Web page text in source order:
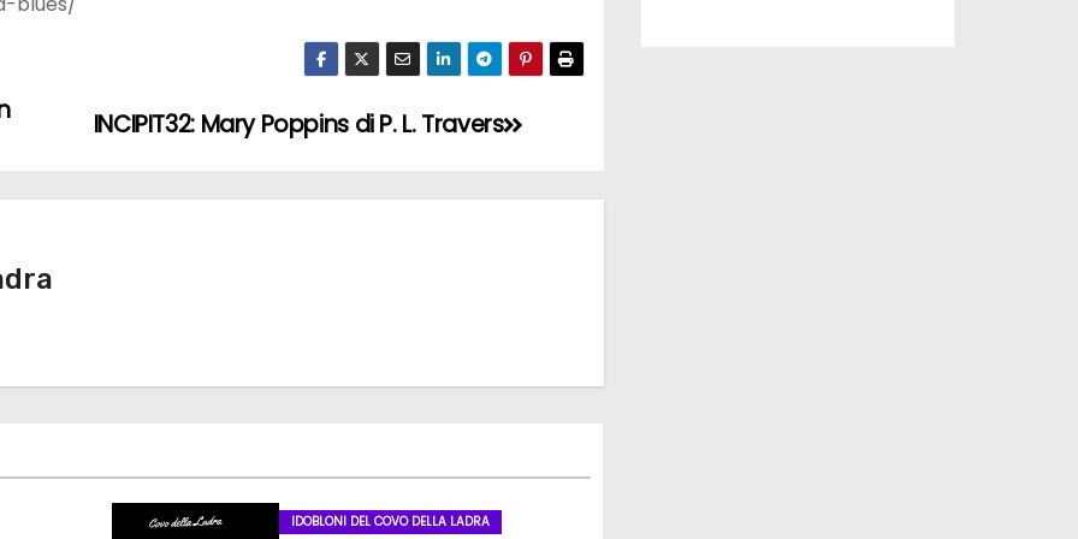
INCIPIT32: Mary Poppins di P. L. Travers
IDOBLONI DEL COVO DELLA LADRA